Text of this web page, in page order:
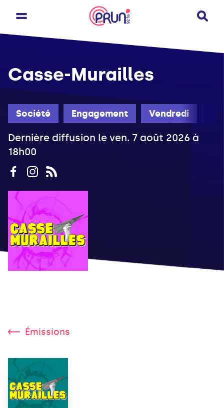
Société Engagement Vendredi
Casse-Murailles
Dernière diffusion le ven. 7 août 2026 à
18h00
Émissions